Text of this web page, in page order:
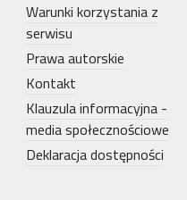
Warunki korzystania z
serwisu
Prawa autorskie
Kontakt
Klauzula informacyjna -
media społecznościowe
Deklaracja dostępności